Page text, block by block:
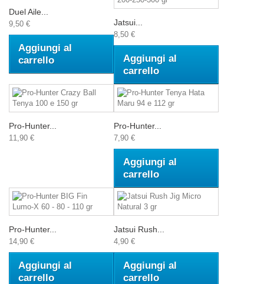
Duel Aile...
9,50 €
Aggiungi al
carrello
Jatsui...
8,50 €
Aggiungi al
carrello
Pro-Hunter...
11,90 €
Pro-Hunter...
7,90 €
Aggiungi al
carrello
Pro-Hunter...
14,90 €
Aggiungi al
carrello
Jatsui Rush...
4,90 €
Aggiungi al
carrello